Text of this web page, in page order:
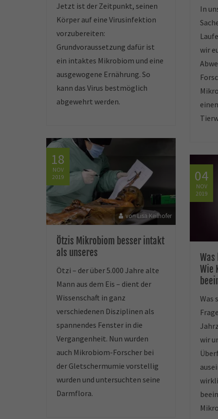
Jetzt ist der Zeitpunkt, seinen
Körper auf eine Virusinfektion
vorzubereiten:
Grundvoraussetzung dafür ist
ein intaktes Mikrobiom und eine
ausgewogene Ernährung. So
kann das Virus bestmöglich
abgewehrt werden.
In
wir
18
NOV
2019
von Lisa Keilhofer
Ötzis Mikrobiom besser intakt
als unseres
Ötzi – der über 5.000 Jahre alte
Mann aus dem Eis – dient der
Wissenschaft in ganz
verschiedenen Disziplinen als
spannendes Fenster in die
Vergangenheit. Nun wurden
auch Mikrobiom-Forscher bei
der Gletschermumie vorstellig
wurden und untersuchten seine
Darmflora.
04
NOV
2019
Wie
Was
wir